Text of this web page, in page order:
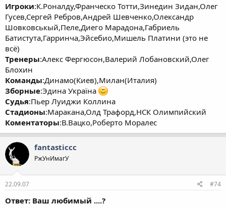
Игроки:К.Роналду,Франческо Тотти,Зинедин Зидан,Олег
Гусев,Сергей Ребров,Андрей Шевченко,Олександр
Шовковськый,Пеле,Диего Марадона,Габриель
Батистута,Гарринча,Эйсебио,Мишель Платини (это не
всё)
Тренеры:Алекс Фергюсон,Валерий Лобановский,Олег
Блохин
Команды:Динамо(Киев),Милан(Италия)
Зборные:Эдина Україна
Судья:Пьер Луиджи Коллина
Стадионы:Маракана,Олд Трафорд,НСК Олимпийский
Коментаторы:В.Вацко,Роберто Моралес
fantasticcc
РжУнИмагУ
22.09.07 #74
Ответ: Ваш любимый ....?